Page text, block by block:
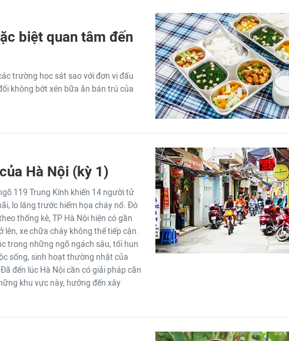
biệt quan tâm đến
trường học sát sao với đơn vị đấu
không bớt xén bữa ăn bán trú của
Hà Nội (kỳ 1)
119 Trung Kính khiến 14 người tử
lo lắng trước hiểm họa cháy nổ. Đó
thống kê, TP Hà Nội hiện có gần
xe chữa cháy không thể tiếp cận.
trong những ngõ ngách sâu, tối hun
sống, sinh hoạt thường nhật của
đến lúc Hà Nội cần có giải pháp căn
khu vực này, hướng đến xây